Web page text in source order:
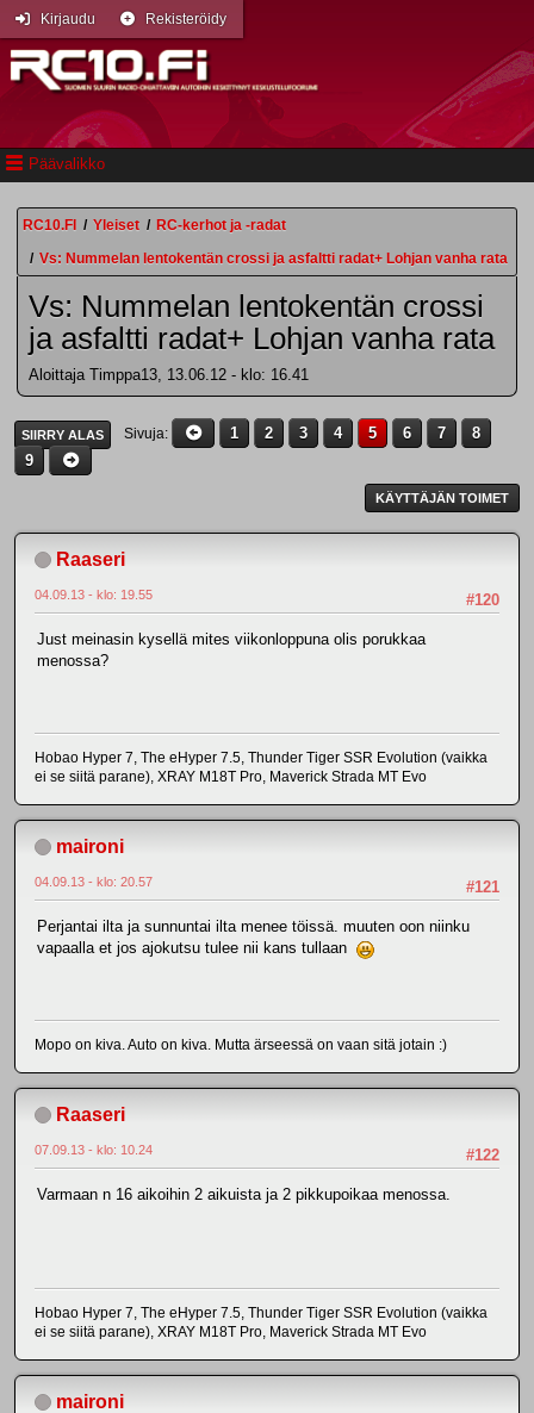
Päävalikko
Kirjaudu Rekisteröidy
RC10.FI / Yleiset / RC-kerhot ja -radat
/ Vs: Nummelan lentokentän crossi ja asfaltti radat+ Lohjan vanha rata
Vs: Nummelan lentokentän crossi
ja asfaltti radat+ Lohjan vanha rata
Aloittaja Timppa13, 13.06.12 - klo: 16.41
SIIRRY ALAS Sivuja 1 2 3 4 5 6 7
8
9
KÄYTTÄJÄN TOIMET
Raaseri
#120
04.09.13 - klo: 19.55
Just meinasin kysellä mites viikonloppuna olis porukkaa
menossa?
Hobao Hyper 7, The eHyper 7.5, Thunder Tiger SSR Evolution (vaikka
ei se siitä parane), XRAY M18T Pro, Maverick Strada MT Evo
maironi
#121
04.09.13 - klo: 20.57
Perjantai ilta ja sunnuntai ilta menee töissä. muuten oon niinku
vapaalla et jos ajokutsu tulee nii kans tullaan
Mopo on kiva. Auto on kiva. Mutta ärseessä on vaan sitä jotain :)
Raaseri
#122
07.09.13 - klo: 10.24
Varmaan n 16 aikoihin 2 aikuista ja 2 pikkupoikaa menossa.
Hobao Hyper 7, The eHyper 7.5, Thunder Tiger SSR Evolution (vaikka
ei se siitä parane), XRAY M18T Pro, Maverick Strada MT Evo
maironi